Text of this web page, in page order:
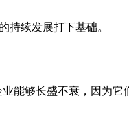
持续发展打下基础。
够长盛不衰，因为它